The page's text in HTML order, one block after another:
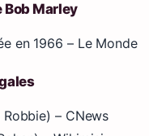
Marley
en 1966 – Le Monde
– CNews